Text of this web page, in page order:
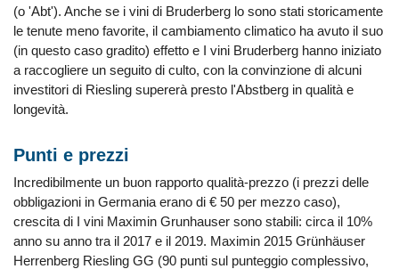
(o 'Abt'). Anche se i vini di Bruderberg lo sono stati storicamente
le tenute meno favorite, il cambiamento climatico ha avuto il suo
(in questo caso gradito) effetto e I vini Bruderberg hanno iniziato
a raccogliere un seguito di culto, con la convinzione di alcuni
investitori di Riesling supererà presto l'Abstberg in qualità e
longevità.
Punti e prezzi
Incredibilmente un buon rapporto qualità-prezzo (i prezzi delle
obbligazioni in Germania erano di € 50 per mezzo caso),
crescita di I vini Maximin Grunhauser sono stabili: circa il 10%
anno su anno tra il 2017 e il 2019. Maximin 2015 Grünhäuser
Herrenberg Riesling GG (90 punti sul punteggio complessivo,